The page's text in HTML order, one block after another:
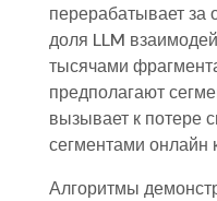
перерабатывает за
доля LLM
тысячами
предполагают
вызывает к потере
сегментами онлайн
Алгоритмы